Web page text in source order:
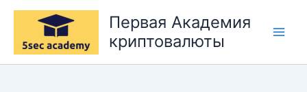
Перейти
содержимому
Первая Академия
криптовалюты